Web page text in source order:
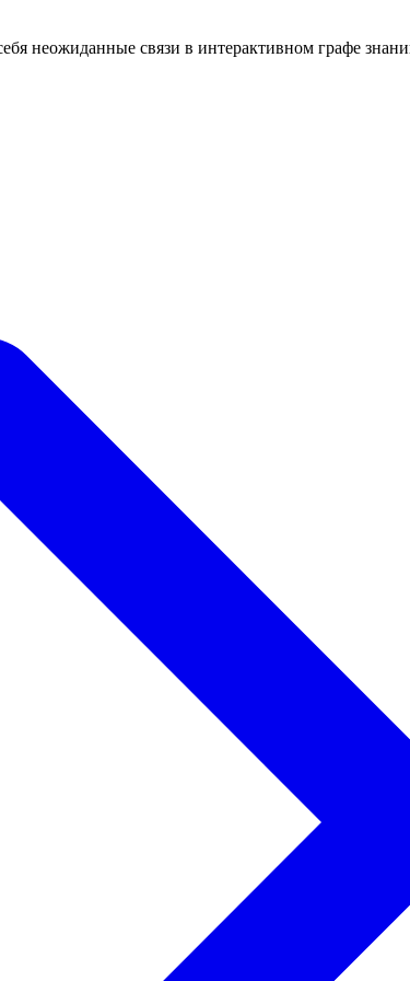
неожиданные связи в интерактивном графе